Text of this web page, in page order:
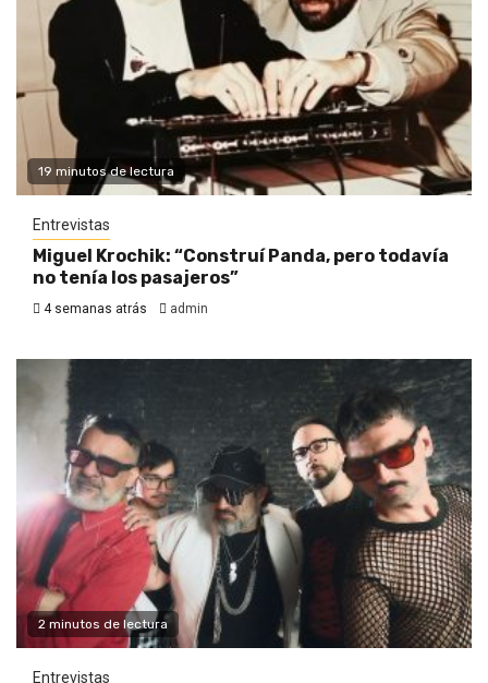
19 minutos de lectura
Entrevistas
Miguel Krochik: “Construí Panda, pero todavía
no tenía los pasajeros”
4 semanas atrás admin
2 minutos de lectura
Entrevistas